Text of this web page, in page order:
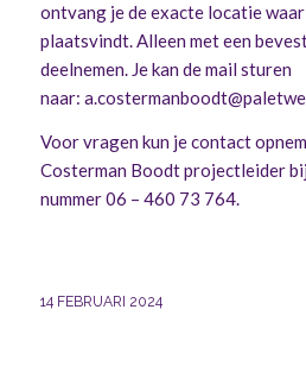
ontvang je de exacte locatie
plaatsvindt. Alleen met een
deelnemen. Je kan de mail sturen
naar:
Voor vragen kun je contact
Costerman Boodt projectleider
nummer 06 – 460 73 764.
14 FEBRUARI 2024